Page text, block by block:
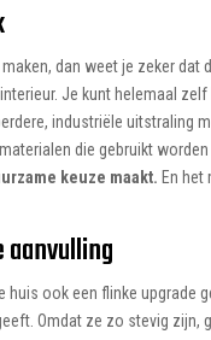
dan weet je zeker
Je kunt helemaal
industriële uitstraling
die gebruikt
keuze maakt. En
huis ook een flinke
Omdat ze zo stevig zijn,